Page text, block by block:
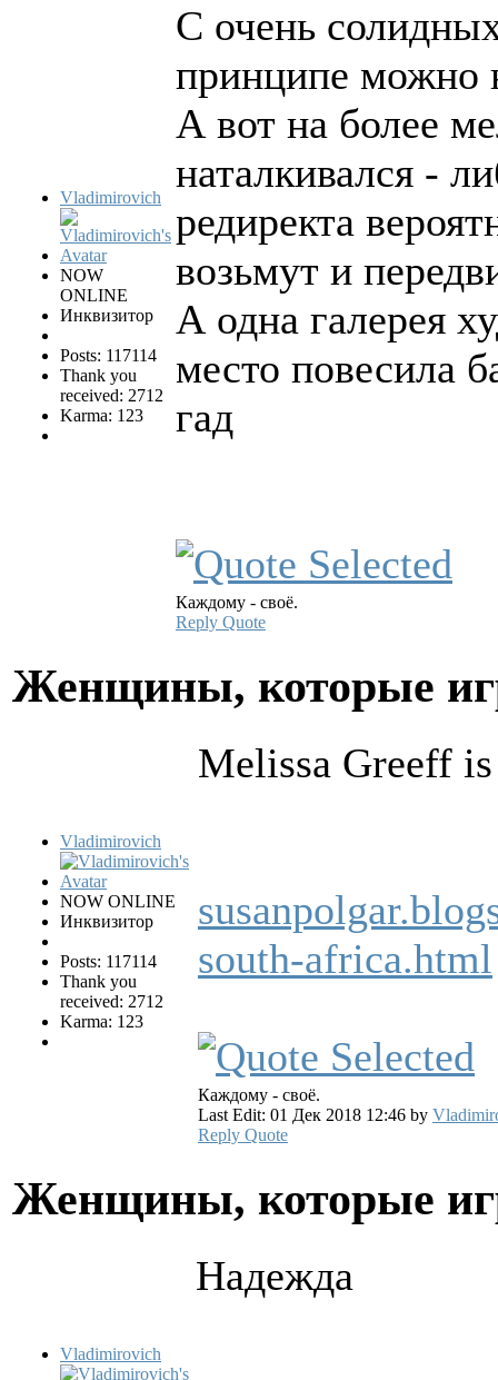
Vladimirovich
NOW
ONLINE
Инквизитор
Posts: 117114
Thank you
received: 2712
Karma: 123
С очень
принципе можно
А вот на более
наталкивался -
редиректа
возьмут и
А одна галерея
место повесила
гад
Каждому - своё.
Reply Quote
Женщины, которые
Vladimirovich
NOW ONLINE
Инквизитор
Posts: 117114
Thank you
received: 2712
Karma: 123
Melissa Greeff
south-africa.html
Каждому - своё.
Last Edit: 01 Дек 2018 12:46 by
Reply Quote
Женщины, которые
Vladimirovich
Надежда